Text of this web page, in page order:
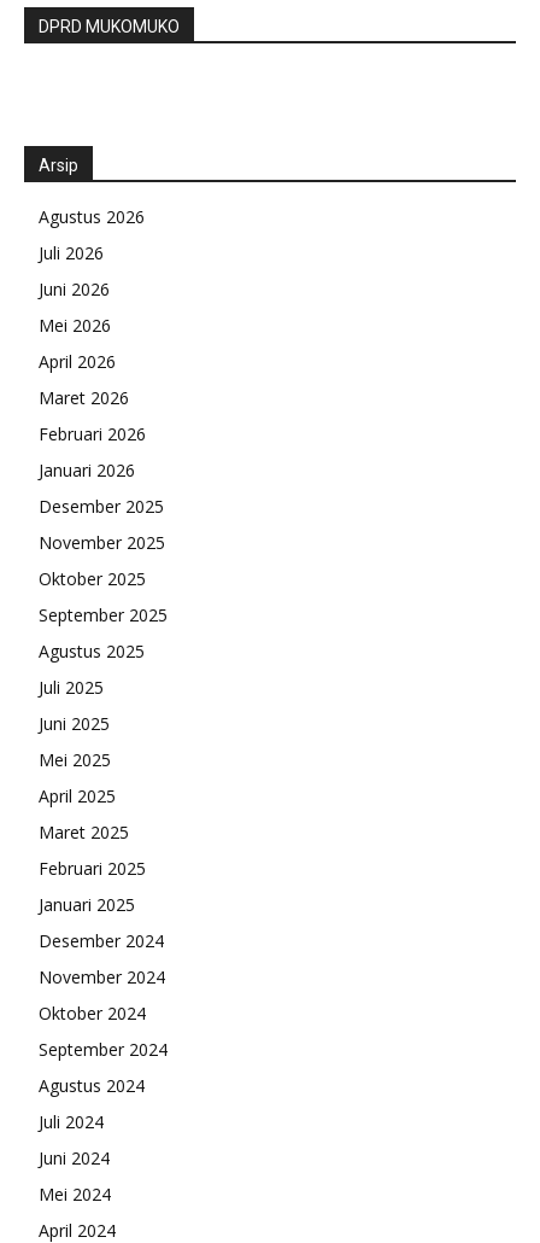
DPRD MUKOMUKO
Arsip
Agustus 2026
Juli 2026
Juni 2026
Mei 2026
April 2026
Maret 2026
Februari 2026
Januari 2026
Desember 2025
November 2025
Oktober 2025
September 2025
Agustus 2025
Juli 2025
Juni 2025
Mei 2025
April 2025
Maret 2025
Februari 2025
Januari 2025
Desember 2024
November 2024
Oktober 2024
September 2024
Agustus 2024
Juli 2024
Juni 2024
Mei 2024
April 2024